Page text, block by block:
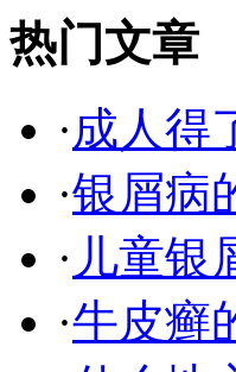
热门文章
·成人得
·银屑病
· 儿童银
·牛皮癣